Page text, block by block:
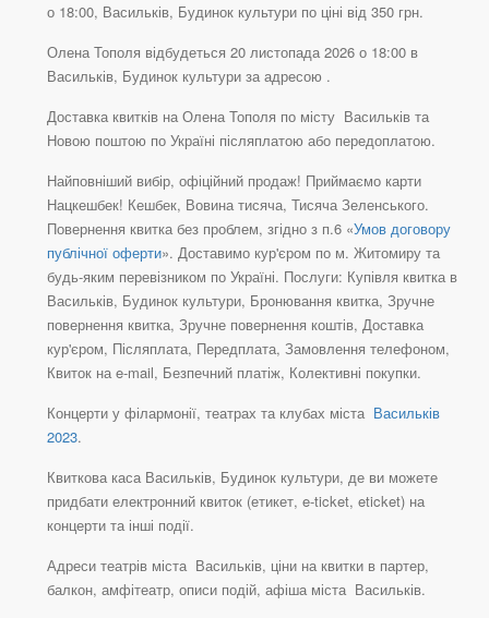
о 18:00, Васильків, Будинок культури по ціні від 350 грн.
Олена Тополя відбудеться 20 листопада 2026 о 18:00 в
Васильків, Будинок культури за адресою .
Доставка квитків на Олена Тополя по місту Васильків та
Новою поштою по Україні післяплатою або передоплатою.
Найповніший вибір, офіційний продаж! Приймаємо карти
Нацкешбек! Кешбек, Вовина тисяча, Тисяча Зеленського.
Повернення квитка без проблем, згідно з п.6 «Умов договору
публічної оферти». Доставимо кур'єром по м. Житомиру та
будь-яким перевізником по Україні. Послуги: Купівля квитка в
Васильків, Будинок культури, Бронювання квитка, Зручне
повернення квитка, Зручне повернення коштів, Доставка
кур'єром, Післяплата, Передплата, Замовлення телефоном,
Квиток на e-mail, Безпечний платіж, Колективні покупки.
Концерти у філармонії, театрах та клубах міста Васильків
2023.
Квиткова каса Васильків, Будинок культури, де ви можете
придбати електронний квиток (етикет, e-ticket, eticket) на
концерти та інші події.
Адреси театрів міста Васильків, ціни на квитки в партер,
балкон, амфітеатр, описи подій, афіша міста Васильків.